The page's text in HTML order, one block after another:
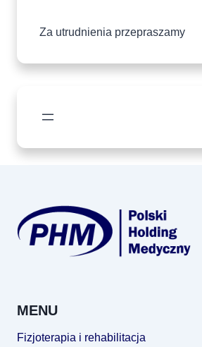
Za utrudnienia przepraszamy
MENU
Fizjoterapia i rehabilitacja